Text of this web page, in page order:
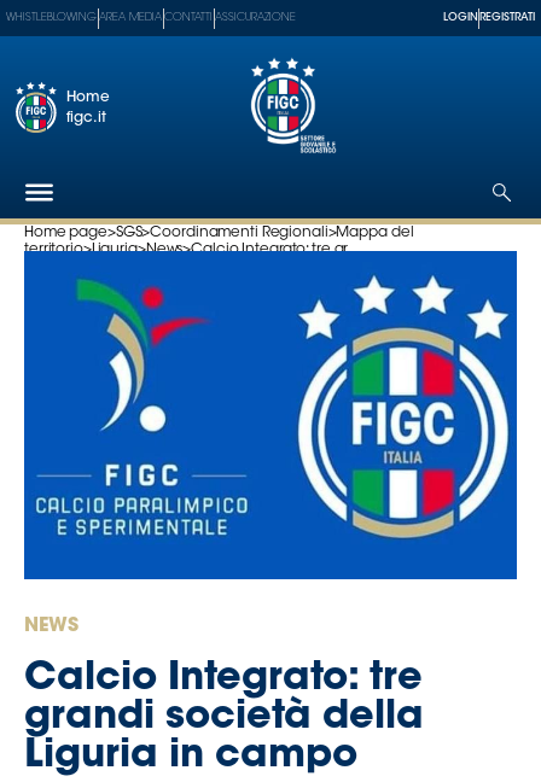
Nazionali
Paralimpico
Serie
A
Women
Femminile
del
Calcio
Shop
I
WHISTLEBLOWING AREA MEDIA CONTATTI ASSICURAZIONE LOGIN REGISTRATI
Home
figc.it
Home page>SGS>Coordinamenti Regionali>Mappa del
territorio>Liguria>News>Calcio Integrato: tre gr...
NEWS
Calcio Integrato: tre
grandi società della
Liguria in campo